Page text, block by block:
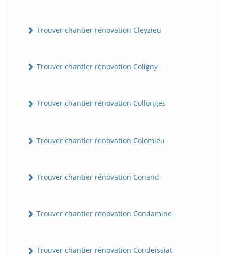
Trouver chantier rénovation Cleyzieu
Trouver chantier rénovation Coligny
Trouver chantier rénovation Collonges
Trouver chantier rénovation Colomieu
Trouver chantier rénovation Conand
Trouver chantier rénovation Condamine
Trouver chantier rénovation Condeissiat